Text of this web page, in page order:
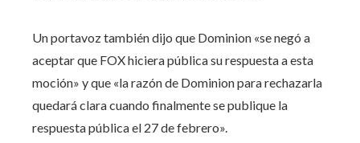
Un portavoz también dijo que Dominion «se negó a
aceptar que FOX hiciera pública su respuesta a esta
moción» y que «la razón de Dominion para rechazarla
quedará clara cuando finalmente se publique la
respuesta pública el 27 de febrero».